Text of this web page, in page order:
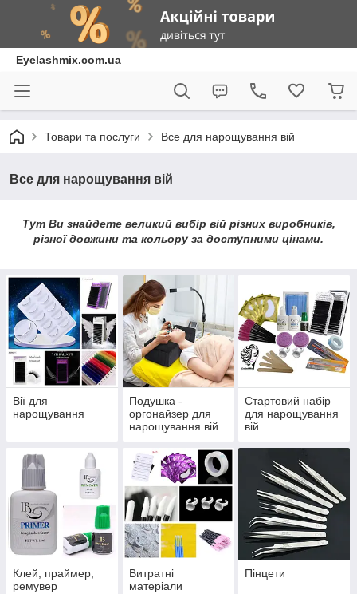
Eyelashmix.com.ua
Товари та послуги Все для нарощування вій
Все для нарощування вій
Тут Ви знайдете великий вибір вій різних виробників,
різної довжини та кольору за доступними цінами.
Вії для
нарощування
Подушка -
оргонайзер для
нарощування вій
Стартовий набір
для нарощування
вій
Клей, праймер,
ремувер
Витратні
матеріали
Пінцети